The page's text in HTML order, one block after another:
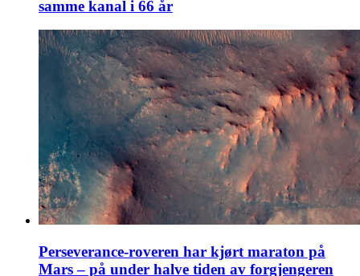
samme kanal i 66 år
Perseverance-roveren har kjørt maraton på
Mars – på under halve tiden av forgjengeren